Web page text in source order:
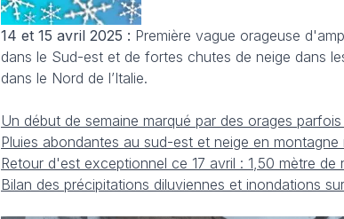
14 et 15 avril 2025 : Première vague orageuse
dans le Sud-est et de fortes chutes de neige dans
dans le Nord de l’Italie.
Un début de semaine marqué par des orages
Pluies abondantes au sud-est et neige en
Retour d'est exceptionnel ce 17 avril : 1,50 mètre de
Bilan des précipitations diluviennes et inondations